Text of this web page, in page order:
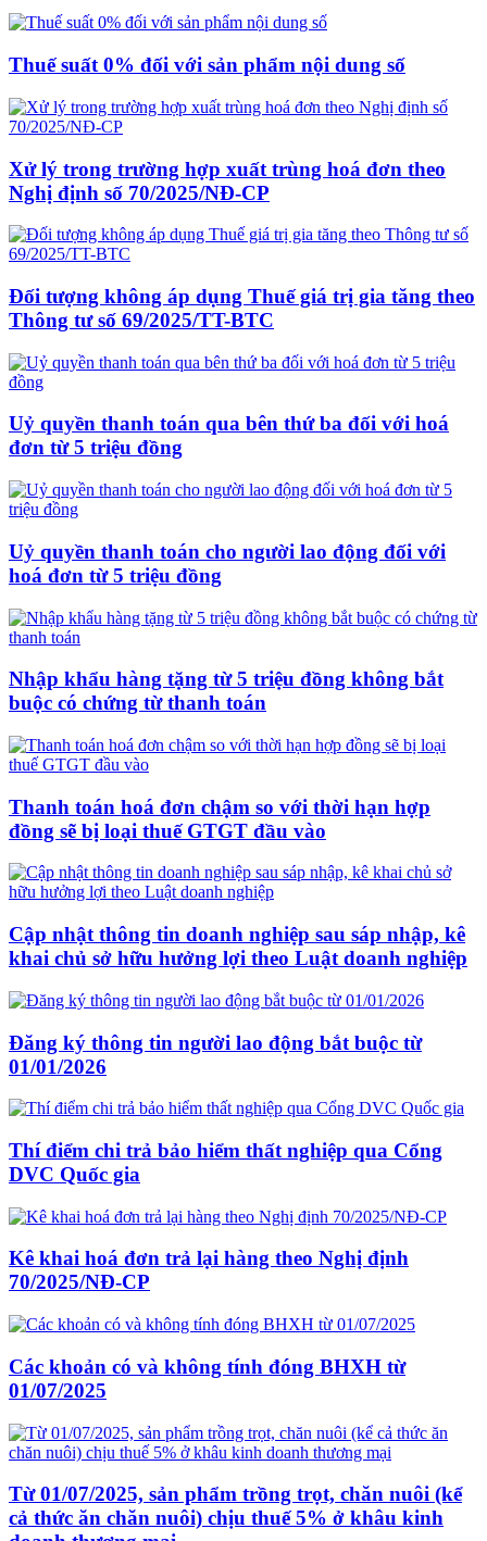
Thuế suất 0% đối với sản phẩm nội dung số
Xử lý trong trường hợp xuất trùng hoá đơn theo
Nghị định số 70/2025/NĐ-CP
Đối tượng không áp dụng Thuế giá trị gia tăng theo
Thông tư số 69/2025/TT-BTC
Uỷ quyền thanh toán qua bên thứ ba đối với hoá
đơn từ 5 triệu đồng
Uỷ quyền thanh toán cho người lao động đối với
hoá đơn từ 5 triệu đồng
Nhập khẩu hàng tặng từ 5 triệu đồng không bắt
buộc có chứng từ thanh toán
Thanh toán hoá đơn chậm so với thời hạn hợp
đồng sẽ bị loại thuế GTGT đầu vào
Cập nhật thông tin doanh nghiệp sau sáp nhập, kê
khai chủ sở hữu hưởng lợi theo Luật doanh nghiệp
Đăng ký thông tin người lao động bắt buộc từ
01/01/2026
Thí điểm chi trả bảo hiểm thất nghiệp qua Cổng
DVC Quốc gia
Kê khai hoá đơn trả lại hàng theo Nghị định
70/2025/NĐ-CP
Các khoản có và không tính đóng BHXH từ
01/07/2025
Từ 01/07/2025, sản phẩm trồng trọt, chăn nuôi (kể
cả thức ăn chăn nuôi) chịu thuế 5% ở khâu kinh